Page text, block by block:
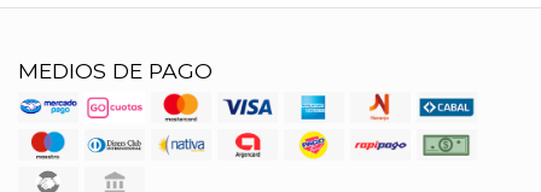
MEDIOS DE PAGO